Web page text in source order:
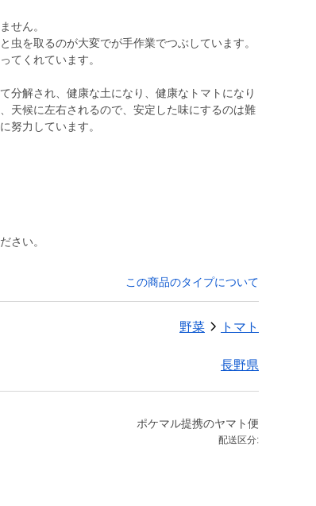
せん。
を取るのが大変でが手作業でつぶしています。
てくれています。
解され、健康な土になり、健康なトマトになり
天候に左右されるので、安定した味にするのは難
努力しています。
さい。
この商品のタイプについて
野菜 トマト
長野県
ポケマル提携のヤマト便
配送区分: